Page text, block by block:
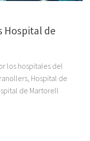
Hospital de
los hospitales del
Hospital de
de Martorell